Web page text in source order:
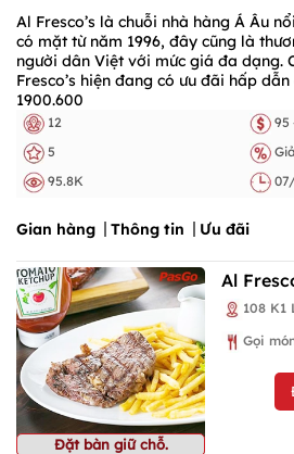
Al Fresco’s là chuỗi nhà hàng Á Âu
có mặt từ năm 1996, đây cũng là
người dân Việt với mức giá đa dạng.
Fresco’s hiện đang có ưu đãi hấp
1900.600
12
95
5
95.8K
Gian hàng Thông tin Ưu đãi
Đặt bàn giữ chỗ.
Al
108 K1
Gọi